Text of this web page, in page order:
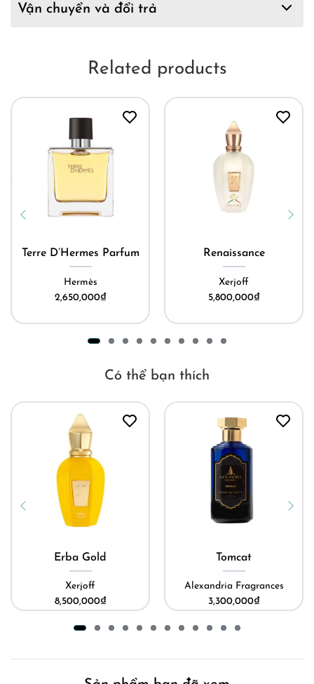
Vận chuyển và đổi trả
Related products
Terre D’Hermes Parfum
Hermès
2,650,000₫
Renaissance
Xerjoff
5,800,000₫
Có thể bạn thích
Erba Gold
Xerjoff
8,500,000₫
Tomcat
Alexandria Fragrances
3,300,000₫